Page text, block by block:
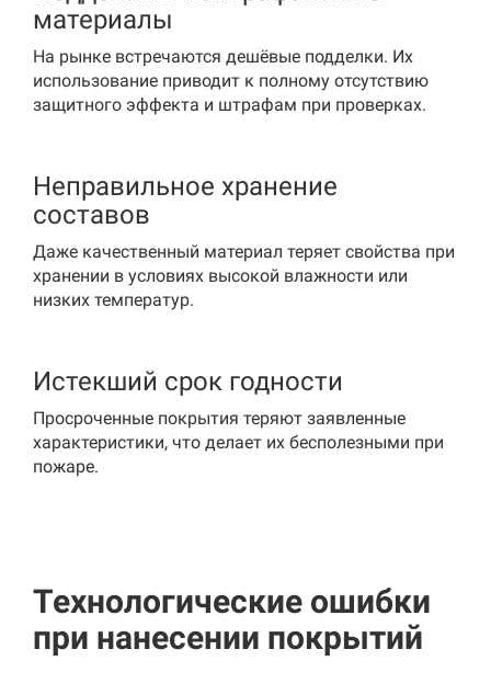
материалы
На рынке встречаются дешёвые подделки. Их
использование приводит к полному отсутствию
защитного эффекта и штрафам при проверках.
Неправильное хранение
составов
Даже качественный материал теряет свойства при
хранении в условиях высокой влажности или
низких температур.
Истекший срок годности
Просроченные покрытия теряют заявленные
характеристики, что делает их бесполезными при
пожаре.
Технологические ошибки
при нанесении покрытий